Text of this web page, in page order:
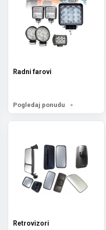
Radni farovi
Pogledaj ponudu
Retrovizori